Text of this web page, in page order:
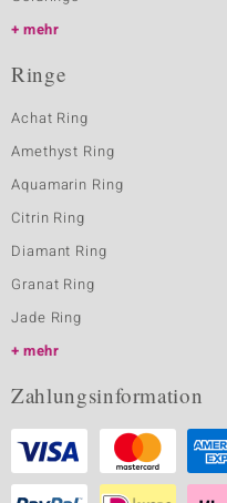
mehr
Ringe
Achat Ring
Amethyst Ring
Aquamarin Ring
Citrin Ring
Diamant Ring
Granat Ring
Jade Ring
mehr
Zahlungsinformation